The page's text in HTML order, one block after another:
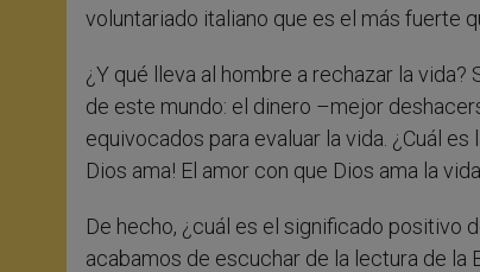
voluntariado italiano que es el más fuerte
¿Y qué lleva al hombre a rechazar la vida?
de este mundo: el dinero –mejor
equivocados para evaluar la vida. ¿Cuál
Dios ama! El amor con que Dios ama la
De hecho, ¿cuál es el significado positivo
acabamos de escuchar de la lectura de la